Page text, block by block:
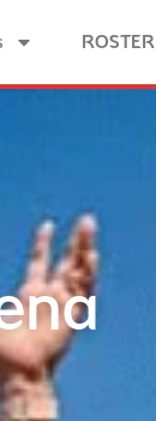
ROSTER